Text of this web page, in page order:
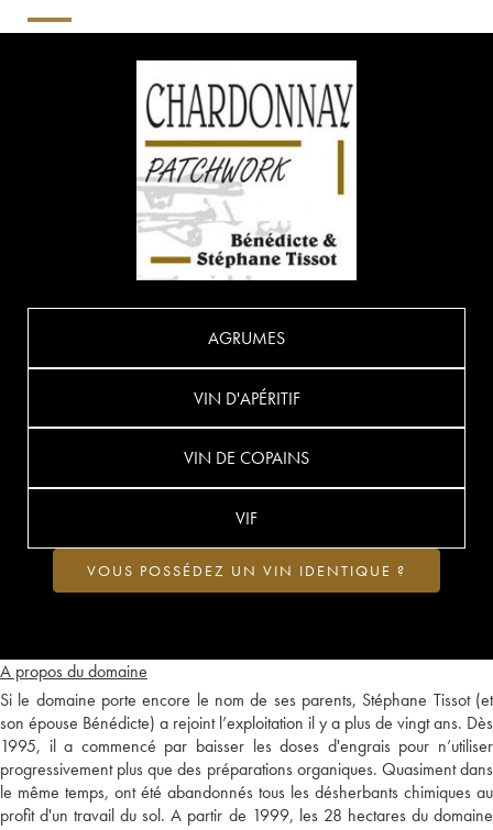
A propos du domaine
Si le domaine porte encore le nom de ses parents, Stéphane Tissot (et
son épouse Bénédicte) a rejoint l’exploitation il y a plus de vingt ans. Dès
1995, il a commencé par baisser les doses d'engrais pour n’utiliser
progressivement plus que des préparations organiques. Quasiment dans
le même temps, ont été abandonnés tous les désherbants chimiques au
profit d'un travail du sol. A partir de 1999, les 28 hectares du domaine
AGRUMES
VIN D'APÉRITIF
VIN DE COPAINS
VIF
VOUS POSSÉDEZ UN VIN IDENTIQUE ?